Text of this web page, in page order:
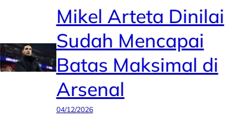
Mikel Arteta Dinilai
Sudah Mencapai
Batas Maksimal di
Arsenal
04/12/2026